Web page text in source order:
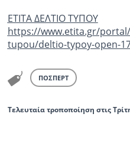
ΕΤΙΤΑ ΔΕΛΤΙΟ ΤΥΠΟΥ
https://www.etita.gr/
tupou/deltio-typoy-open-
ΠΟΣΠΕΡΤ
Τελευταία τροποποίηση στις